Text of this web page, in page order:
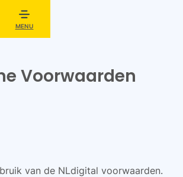
MENU
Voorwaarden
van de NLdigital voorwaarden.